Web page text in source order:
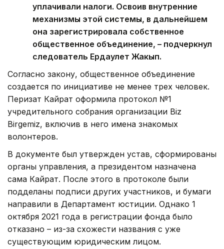
уплачивали налоги. Освоив внутренние
механизмы этой системы, в дальнейшем
она зарегистрировала собственное
общественное объединение, – подчеркнул
следователь Ердаулет Жакып.
Согласно закону, общественное объединение
создается по инициативе не менее трех человек.
Перизат Кайрат оформила протокол №1
учредительного собрания организации Biz
Birgemiz, включив в него имена знакомых
волонтеров.
В документе был утвержден устав, сформированы
органы управления, а президентом назначена
сама Кайрат. После этого в протоколе были
подделаны подписи других участников, и бумаги
направили в Департамент юстиции. Однако 1
октября 2021 года в регистрации фонда было
отказано – из-за схожести названия с уже
существующим юридическим лицом.